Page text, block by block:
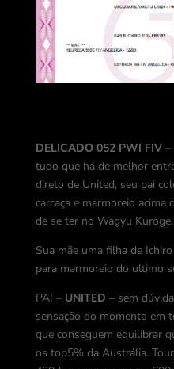
DELICADO 052 PWI FIV –
tudo que há de melhor
direto de United, seu pai
carcaça e marmoreio
de se ter no Wagyu Kuroge.
Sua mãe uma filha de
para marmoreio do ultimo
PAI – UNITED – sem
sensação do momento em
que conseguem equilibrar
os top5% da Austrália.